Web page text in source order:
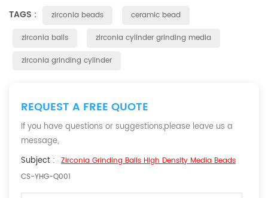
TAGS : zirconia beads
ceramic bead
zirconia balls
zirconia cylinder grinding media
zirconia grinding cylinder
REQUEST A FREE QUOTE
If you have questions or suggestions,please leave us a
message,
Subject : Zirconia Grinding Balls High Density Media Beads
CS-YHG-Q001